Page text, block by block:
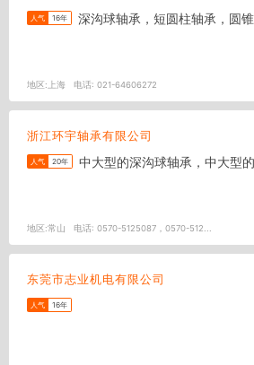
人气 16年 深沟球轴承，短圆柱轴承，圆
地区: 上海 电话: 021-64606272
浙江环宇轴承有限公司
人气 20年 中大型的深沟球轴承，中大型
地区:常山 电话: 0570-5125087，0570-512...
东莞市志业机电有限公司
人气 16年